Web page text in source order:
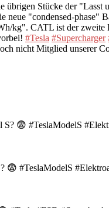
übrigen Stücke der
neue "condensed-
kg". CATL ist der zweite
#Tesla #Supercharger
nicht Mitglied unserer
😨 #TeslaModelS